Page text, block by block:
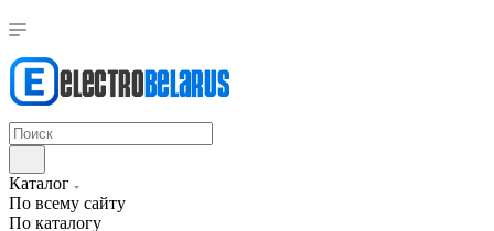
Каталог
По всему сайту
По каталогу